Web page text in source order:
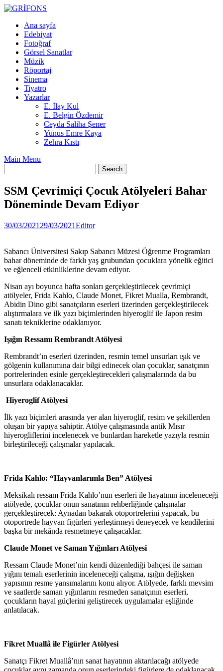
Skip
contentAna sayfa
Edebiyat
Fotoğraf
Görsel Sanatlar
Müzik
Röportaj
Sinema
Tiyatro
Yazarlar
E. İlay Kul
E. Belgin Özdemir
Ceyda Saliha Şener
Yunus Emre Kaya
Zehra Kıstı
Main Menu
SSM Çevrimiçi Çocuk Atölyeleri Bahar
Döneminde Devam Ediyor
30/03/2021 29/03/2021Editor
Sabancı Üniversitesi Sakıp Sabancı Müzesi Öğrenme Programları
bahar döneminde de farklı yaş grubundan çocuklara yönelik eğitici
ve eğlenceli etkinliklerine devam ediyor.
Nisan ayı boyunca hafta sonları gerçekleştirilecek çevrimiçi
atölyeler, Frida Kahlo, Claude Monet, Fikret Mualla, Rembrandt,
Abidin Dino gibi sanatçıların eserleri üzerinden gerçekleştirilecek
alıştırmalara ve ilk yazı biçimlerinden hiyeroglif ile Japon resim
sanatı tekniklerine odaklanıyor.
Işığın Ressamı Rembrandt Atölyesi
Rembrandt’ın eserleri üzerinden, resmin temel unsurları ışık ve
gölgenin kullanımına dair bilgi edinecek olan çocuklar, sanatçının
portrelerinden esinle gerçekleştirecekleri çalışmalarında da bu
unsurlara odaklanacaklar.
Hiyeroglif Atölyesi
İlk yazı biçimleri arasında yer alan hiyeroglif, resim ve şekillerden
oluşan bir yapıya sahiptir. Atölye çalışmasında antik Mısır
hiyerogliflerini incelenecek ve bunlardan hareketle yazıyla resmin
birleştirileceği çalışmalar yapılacak.
Frida Kahlo: “Hayvanlarımla Ben” Atölyesi
Meksikalı ressam Frida Kahlo’nun eserleri ile hayatının inceleneceği
atölyede, çocuklar onun sanatının rehberliğinde çalışmalar
gerçekleştirecek: Aynadan bakarak otoportrelerini yapacak, bu
otoportrede hayvan figürleri yerleştirmeyi deneyecek ve kendilerini
başka bir mekânda resmetmeye çalışacaklar.
Claude Monet ve Saman Yığınları Atölyesi
Ressam Claude Monet’nin kendi düzenlediği bahçesi ile saman
yığını temalı eserlerinin inceleneceği çalışma, ışığın değişken
yapısının resme yansımalarını konu alıyor. Atölyede, farklı mevsim
ve saatlerde saman yığınlarını resmeden sanatçının eserleri,
çocukların hayal güçlerini geliştirecek uygulamalar eşliğinde
anlatılacak.
Fikret Muallâ ile Figürler Atölyesi
Sanatçı Fikret Muallâ’nın sanat hayatının aktarılacağı atölyede